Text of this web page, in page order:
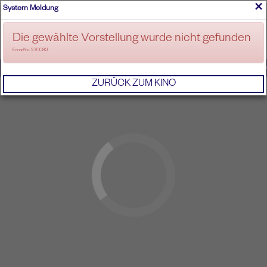
ANMELDEN
×
System Meldung
Die gewählte Vorstellung wurde nicht gefunden
ErrorNo. 270083
ZURÜCK ZUM KINO